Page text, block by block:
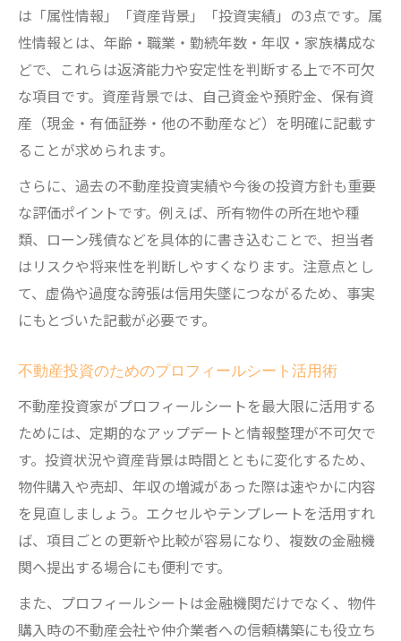
は「属性情報」「資産背景」「投資実績」の3点です。属
性情報とは、年齢・職業・勤続年数・年収・家族構成な
どで、これらは返済能力や安定性を判断する上で不可欠
な項目です。資産背景では、自己資金や預貯金、保有資
産（現金・有価証券・他の不動産など）を明確に記載す
ることが求められます。
さらに、過去の不動産投資実績や今後の投資方針も重要
な評価ポイントです。例えば、所有物件の所在地や種
類、ローン残債などを具体的に書き込むことで、担当者
はリスクや将来性を判断しやすくなります。注意点とし
て、虚偽や過度な誇張は信用失墜につながるため、事実
にもとづいた記載が必要です。
不動産投資のためのプロフィールシート活用術
不動産投資家がプロフィールシートを最大限に活用する
ためには、定期的なアップデートと情報整理が不可欠で
す。投資状況や資産背景は時間とともに変化するため、
物件購入や売却、年収の増減があった際は速やかに内容
を見直しましょう。エクセルやテンプレートを活用すれ
ば、項目ごとの更新や比較が容易になり、複数の金融機
関へ提出する場合にも便利です。
また、プロフィールシートは金融機関だけでなく、物件
購入時の不動産会社や仲介業者への信頼構築にも役立ち